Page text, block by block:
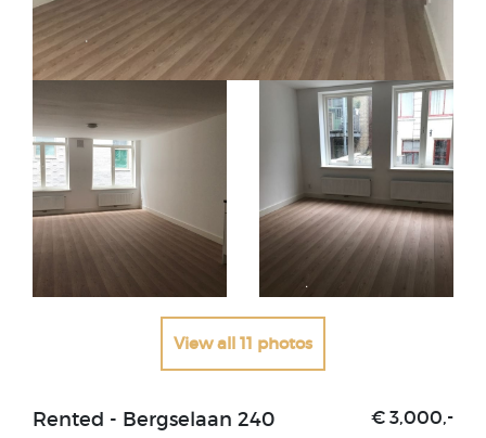
View all 11 photos
Rented - Bergselaan 240
€ 3,000,-